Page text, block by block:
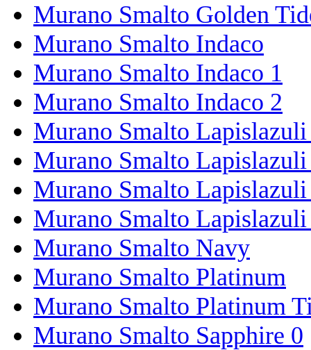
Murano Smalto Golden
Murano Smalto Indaco
Murano Smalto Indaco 1
Murano Smalto Indaco 2
Murano Smalto
Murano Smalto
Murano Smalto
Murano Smalto
Murano Smalto Navy
Murano Smalto Platinum
Murano Smalto Platinum
Murano Smalto Sapphire 0